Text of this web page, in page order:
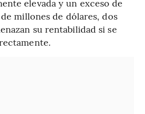
elevada y un exceso de
millones de dólares, dos
su rentabilidad si se